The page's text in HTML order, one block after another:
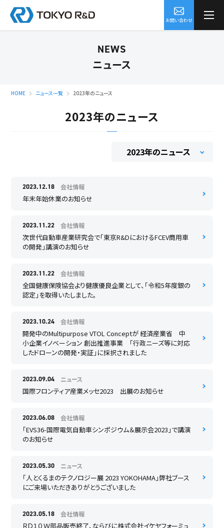
お問い合わせ
NEWS
ニュース
HOME ニュース一覧 2023年のニュース
2023年のニュース
2023.12.18 会社情報
年末年始休業のお知らせ
2023.11.22 会社情報
次世代自動車産業研究会で「東京R&DにおけるFCEV商用車
の開発」講演のお知らせ
2023.11.22 会社情報
全国健康保険協会より健康優良企業として、「令和5年度銀の
認定」を取得いたしました。
2023.10.24 会社情報
開発中のMultipurpose VTOL Conceptが 経済産業省 中
小企業イノベーション 創出推進事業 「行政ニーズ等に対応
したドローンの開発・実証」に採択されました
2023.09.04 ニュース
国際フロンティア産業メッセ2023 出展のお知らせ
2023.06.08 会社情報
「EVS36-国際電気自動車シンポジウム＆展示会2023」で講演
のお知らせ
2023.05.30 ニュース
「人とくるまのテクノロジー展 2023 YOKOHAMA」弊社ブース
にご来場いただきありがとうございました
2023.05.18 会社情報
ＲＤ１０Ｗ部品販売終了、ならびに株式会社イケヤフォーミュ